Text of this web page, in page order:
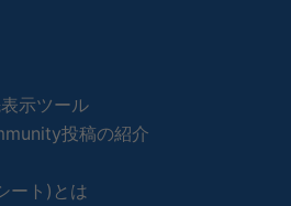
示ツール
投稿の紹介
ート)とは